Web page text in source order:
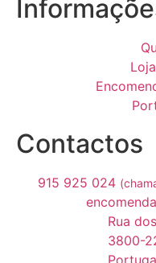
Contactos
915 925 024
Rua
3800-